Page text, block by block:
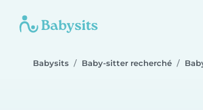
Babysits Baby-sitter recherché